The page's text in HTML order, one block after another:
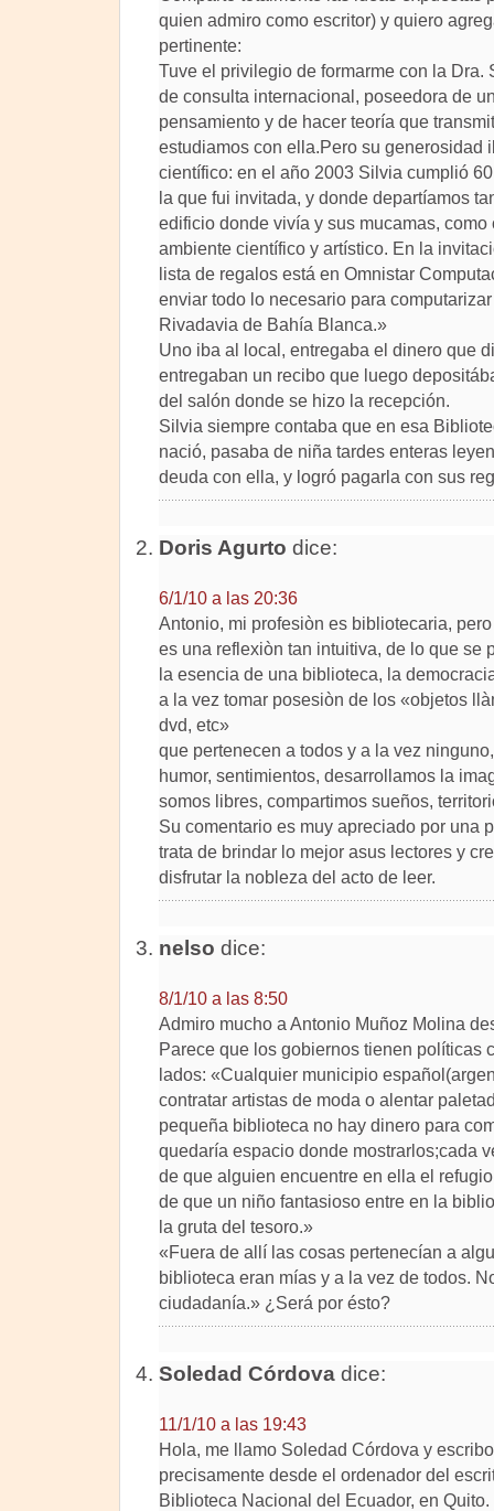
quien admiro como escritor) y quiero
pertinente:
Tuve el privilegio de formarme con la
de consulta internacional, poseedora de
pensamiento y de hacer teoría que
estudiamos con ella.Pero su generosidad
científico: en el año 2003 Silvia cumplió
la que fui invitada, y donde departíamos
edificio donde vivía y sus mucamas,
ambiente científico y artístico. En la
lista de regalos está en Omnistar
enviar todo lo necesario para
Rivadavia de Bahía Blanca.»
Uno iba al local, entregaba el dinero que
entregaban un recibo que luego
del salón donde se hizo la recepción.
Silvia siempre contaba que en esa
nació, pasaba de niña tardes enteras
deuda con ella, y logró pagarla con sus
Doris Agurto dice:
6/1/10 a las 20:36
Antonio, mi profesiòn es bibliotecaria,
es una reflexiòn tan intuitiva, de lo que se
la esencia de una biblioteca, la
a la vez tomar posesiòn de los «objetos
dvd, etc»
que pertenecen a todos y a la vez
humor, sentimientos, desarrollamos la
somos libres, compartimos sueños,
Su comentario es muy apreciado por una
trata de brindar lo mejor asus lectores y
disfrutar la nobleza del acto de leer.
nelso dice:
8/1/10 a las 8:50
Admiro mucho a Antonio Muñoz Molina
Parece que los gobiernos tienen políticas
lados: «Cualquier municipio
contratar artistas de moda o alentar
pequeña biblioteca no hay dinero para
quedaría espacio donde mostrarlos;cada
de que alguien encuentre en ella el
de que un niño fantasioso entre en la
la gruta del tesoro.»
«Fuera de allí las cosas pertenecían a
biblioteca eran mías y a la vez de todos.
ciudadanía.» ¿Será por ésto?
Soledad Córdovadice:
11/1/10 a las 19:43
Hola, me llamo Soledad Córdova y
precisamente desde el ordenador del
Biblioteca Nacional del Ecuador, en Quito.